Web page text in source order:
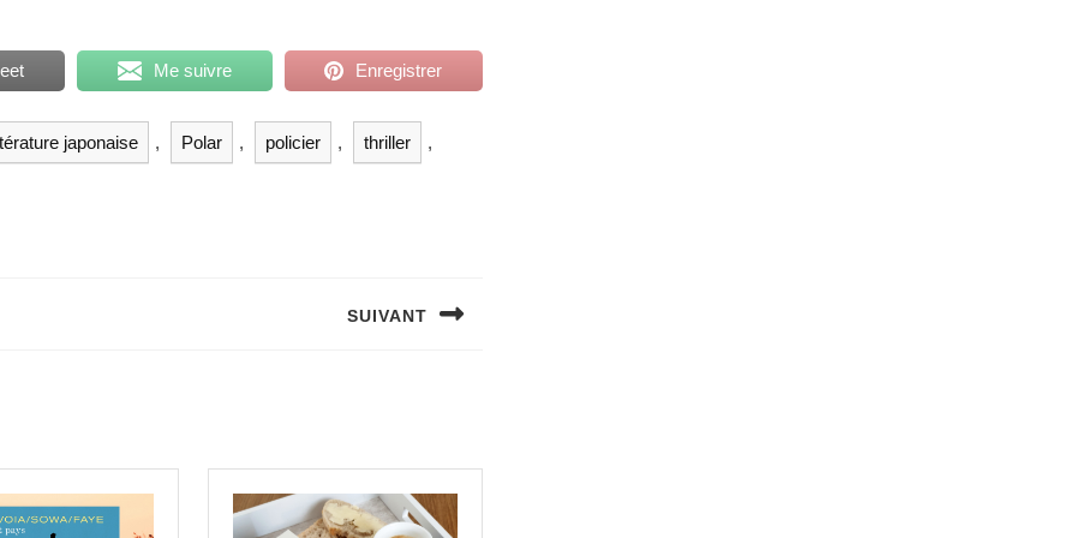
Me suivre Enregistrer
japonaise , Polar , policier , thriller ,
SUIVANT